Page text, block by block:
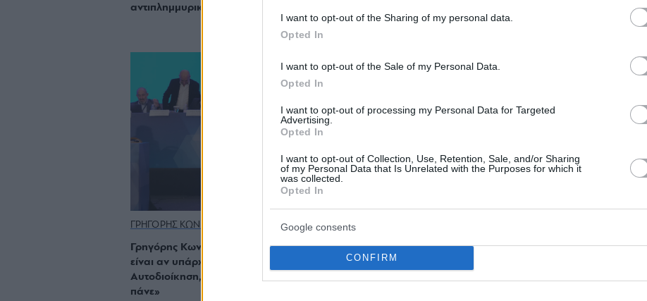
I want to opt-out of the Sharing of my personal data.
Opted In
I want to opt-out of the Sale of my Personal Data.
Opted In
I want to opt-out of processing my Personal Data for Targeted
Advertising.
Opted In
I want to opt-out of Collection, Use, Retention, Sale, and/or Sharing
of my Personal Data that Is Unrelated with the Purposes for which it
was collected.
Opted In
Google consents
CONFIRM
αντιπλημμυρική προστασία»
ΓΡΗΓΟΡΗΣ ΚΩΝΣΤΑΝΤΕΛΛΟΣ
Γρηγόρης Κωνσταντέλλος: «Το ζήτημα δεν
είναι αν υπάρχουν χρήματα για την
Αυτοδιοίκηση, αλλά ποιος αποφασίζει πού
πάνε»
Δήμος Ελληνικού-Αργυρούπολης: 1,03
εκατ. ευρώ για την ανάπλαση του